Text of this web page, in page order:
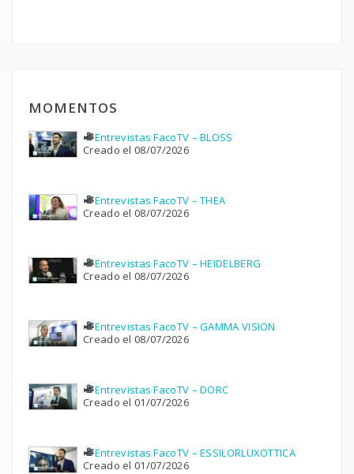
MOMENTOS
Entrevistas FacoTV – BLOSS
Creado el 08/07/2026
Entrevistas FacoTV – THEA
Creado el 08/07/2026
Entrevistas FacoTV – HEIDELBERG
Creado el 08/07/2026
Entrevistas FacoTV – GAMMA VISION
Creado el 08/07/2026
Entrevistas FacoTV – DORC
Creado el 01/07/2026
Entrevistas FacoTV – ESSILORLUXOTTICA
Creado el 01/07/2026